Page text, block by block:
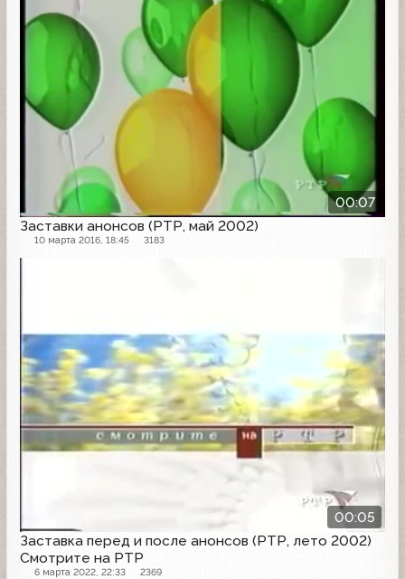
00:07
Заставки анонсов (РТР, май 2002)
10 марта 2016, 18:45 3183
00:05
Заставка перед и после анонсов (РТР, лето 2002)
Смотрите на РТР
6 марта 2022, 22:33 2369